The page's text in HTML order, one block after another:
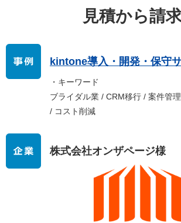
見積から請
kintone導入・開発・保守
・キーワード
ブライダル業 / CRM移行 / 案件管
/ コスト削減
株式会社オンザページ様